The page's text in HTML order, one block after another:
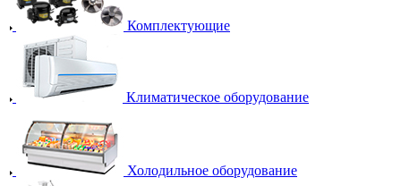
Комплектующие
Климатическое оборудование
Холодильное оборудование